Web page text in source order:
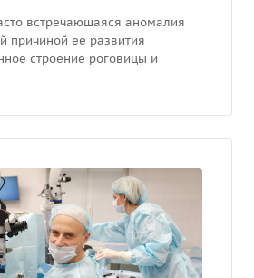
встречающаяся аномалия
причиной ее развития
строение роговицы и